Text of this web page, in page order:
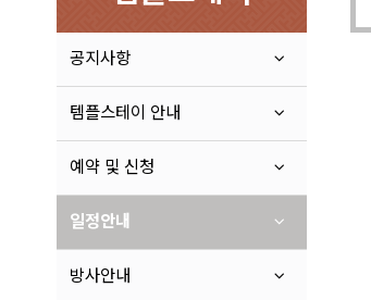
공지사항
템플스테이 안내
예약 및 신청
일정안내
방사안내